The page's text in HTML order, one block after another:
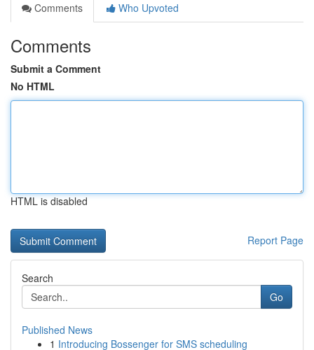
Comments
Who Upvoted
Comments
Submit a Comment
No HTML
HTML is disabled
Report Page
Search
Go
Published News
1 Introducing Bossenger for SMS scheduling